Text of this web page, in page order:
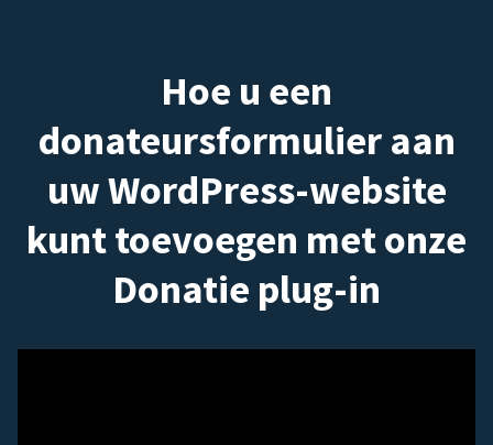
Hoe u een
donateursformulier aan
uw WordPress-website
kunt toevoegen met onze
Donatie plug-in